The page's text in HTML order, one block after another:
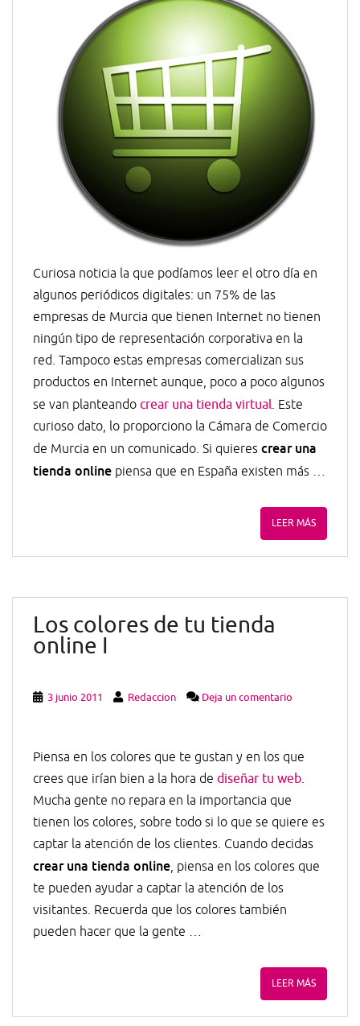
Curiosa noticia la que podíamos leer el otro día en
algunos periódicos digitales: un 75% de las
empresas de Murcia que tienen Internet no tienen
ningún tipo de representación corporativa en la
red. Tampoco estas empresas comercializan sus
productos en Internet aunque, poco a poco algunos
se van planteando crear una tienda virtual. Este
curioso dato, lo proporciono la Cámara de Comercio
de Murcia en un comunicado. Si quieres crear una
tienda online piensa que en España existen más …
LEER MÁS
Los colores de tu tienda
online I
3 junio 2011 Redaccion Deja un comentario
Piensa en los colores que te gustan y en los que
crees que irían bien a la hora de diseñar tu web.
Mucha gente no repara en la importancia que
tienen los colores, sobre todo si lo que se quiere es
captar la atención de los clientes. Cuando decidas
crear una tienda online, piensa en los colores que
te pueden ayudar a captar la atención de los
visitantes. Recuerda que los colores también
pueden hacer que la gente …
LEER MÁS